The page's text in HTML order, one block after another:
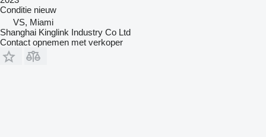
Conditie nieuw
VS, Miami
Shanghai Kinglink Industry Co Ltd
Contact opnemen met verkoper